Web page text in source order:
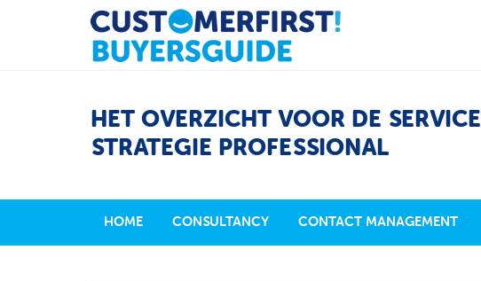
HET OVERZICHT VOOR DE SERVICE
STRATEGIE PROFESSIONAL
HOME CONSULTANCY CONTACT MANAGEMENT